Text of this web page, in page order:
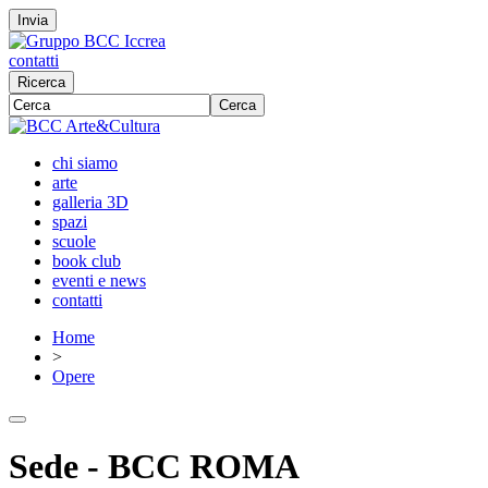
Invia
contatti
Ricerca
Cerca
chi siamo
arte
galleria 3D
spazi
scuole
book club
eventi e news
contatti
Home
>
Opere
Sede - BCC ROMA